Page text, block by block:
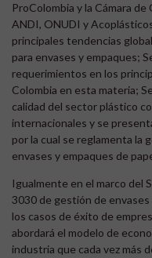
ProColombia y la Cámara
ANDI, ONUDI y
principales tendencias
para envases y empaques;
requerimientos en los
Colombia en esta materia;
calidad del sector plástico
internacionales y se
por la cual se reglamenta la
envases y empaques de
Igualmente en el marco del
3030 de gestión de
los casos de éxito de
abordará el modelo de
industria que cada vez más